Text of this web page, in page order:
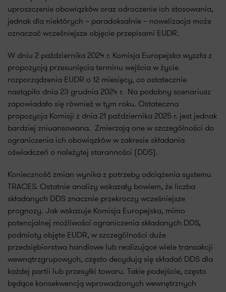
uproszczenie obowiązków oraz odroczenie ich stosowania,
jednak dla niektórych – paradoksalnie – nowelizacja może
oznaczać wcześniejsze objęcie przepisami EUDR.
W dniu 2 października 2024 r. Komisja Europejska wyszła z
propozycją przesunięcia terminu wejścia w życie
rozporządzenia EUDR o 12 miesięcy, co ostatecznie
nastąpiło dnia 23 grudnia 2024 r. Na podobny scenariusz
zapowiadało się również w tym roku. Ostateczna
propozycja Komisji z dnia 21 października 2025 r. jest jednak
bardziej zniuansowana. Zmierzają one w szczególności do
ograniczenia ich obowiązków w zakresie składania
oświadczeń o należytej staranności (DDS).
Konieczność zmian wynika z potrzeby odciążenia systemu
TRACES. Ostatnie analizy wskazały bowiem, że liczba
składanych DDS znacznie przekroczy wcześniejsze
prognozy. Jak wskazuje Komisja Europejska, mimo
potencjalnej możliwości ograniczenia składanych DDS,
podmioty objęte EUDR, w szczególności duże
przedsiębiorstwa handlowe lub realizujące wiele transakcji
wewnątrzgrupowych, często decydują się składać DDS dla
każdej partii lub przesyłki towaru. Takie podejście, często
będące konsekwencją wprowadzonych wewnętrznych